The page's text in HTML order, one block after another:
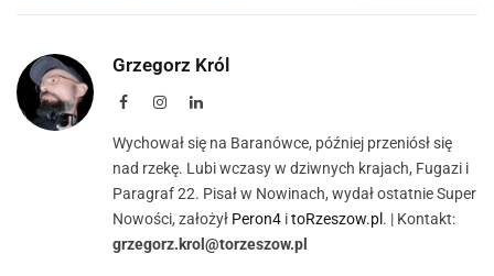
Grzegorz Król
FacebookInstagramLinkedIn
Wychował się na Baranówce, później przeniósł się
nad rzekę. Lubi wczasy w dziwnych krajach, Fugazi i
Paragraf 22. Pisał w Nowinach, wydał ostatnie Super
Nowości, założył Peron4 itoRzeszow.pl . | Kontakt:
grzegorz.krol@torzeszow.pl